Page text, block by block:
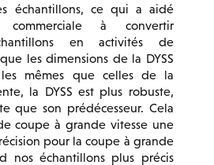
échantillons, ce qui a aidé
à convertir
en activités de
les dimensions de la DYSS
les mêmes que celles de la
la DYSS est plus robuste,
que son prédécesseur. Cela
coupe à grande vitesse une
pour la coupe à grande
nos échantillons plus précis